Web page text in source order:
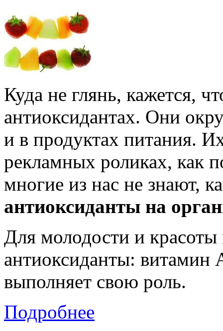
Куда не глянь, кажется,
антиоксидантах. Они
и в продуктах питания.
рекламных роликах, как
многие из нас не знают,
антиоксиданты на
Для молодости и
антиоксиданты:
выполняет свою роль.
Подробнее